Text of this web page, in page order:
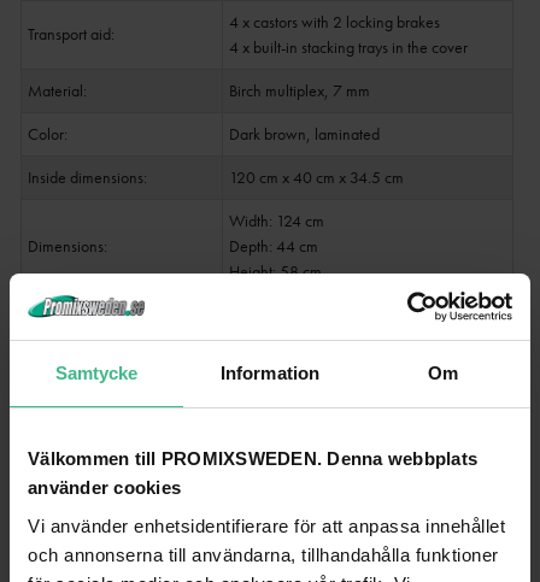
Samtycke Information Om
Välkommen till PROMIXSWEDEN. Denna webbplats
använder cookies
Vi använder enhetsidentifierare för att anpassa innehållet
och annonserna till användarna, tillhandahålla funktioner
Transport aid:
4 x castors with 2 locking brakes
4 x built-in stacking trays in the cover
Material:
Birch multiplex, 7 mm
Color:
Dark brown, laminated
Inside dimensions:
120 cm x 40 cm x 34.5 cm
Dimensions:
Width: 124 cm
Depth: 44 cm
Height: 58 cm
Weight:
ANDRA TITTADE PÅ